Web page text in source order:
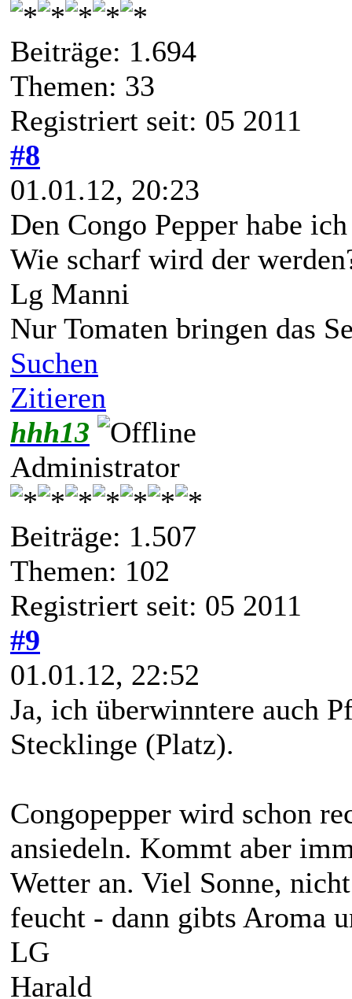
Beiträge: 1.694
Themen: 33
Registriert seit: 05 2011
#8
01.01.12, 20:23
Den Congo Pepper habe
Wie scharf wird der
Lg Manni
Nur Tomaten bringen das
Suchen
Zitieren
hhh13
Administrator
Beiträge: 1.507
Themen: 102
Registriert seit: 05 2011
#9
01.01.12, 22:52
Ja, ich überwinntere auch
Stecklinge (Platz).
Congopepper wird schon
ansiedeln. Kommt aber
Wetter an. Viel Sonne,
feucht - dann gibts Aroma
LG
Harald